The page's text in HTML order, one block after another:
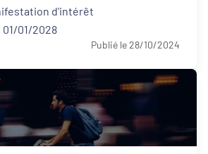
d'intérêt
01/2028
Publié le 28/10/2024